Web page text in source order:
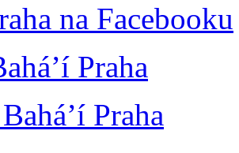
na Facebooku
Praha
Praha